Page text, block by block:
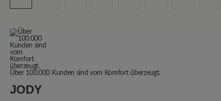
Über 100.000 Kunden sind vom Komfort überzeugt.
JODY